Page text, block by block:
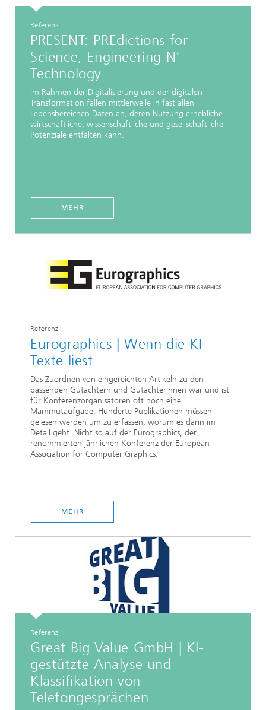
Referenz
PRESENT: PREdictions for
Science, Engineering N'
Technology
Im Rahmen der Digitalisierung und der digitalen
Transformation fallen mittlerweile in fast allen
Lebensbereichen Daten an, deren Nutzung erhebliche
wirtschaftliche, wissenschaftliche und gesellschaftliche
Potenziale entfalten kann.
MEHR
Referenz
Eurographics | Wenn die KI
Texte liest
Das Zuordnen von eingereichten Artikeln zu den
passenden Gutachtern und Gutachterinnen war und ist
für Konferenzorganisatoren oft noch eine
Mammutaufgabe. Hunderte Publikationen müssen
gelesen werden um zu erfassen, worum es darin im
Detail geht. Nicht so auf der Eurographics, der
renommierten jährlichen Konferenz der European
Association for Computer Graphics.
MEHR
Referenz
Great Big Value GmbH | KI-
gestützte Analyse und
Klassifikation von
Telefongesprächen